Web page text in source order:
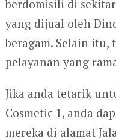
berdomisili di
yang dijual oleh
beragam. Selain itu,
pelayanan yang
Jika anda tetarik
Cosmetic 1, anda
mereka di alamat